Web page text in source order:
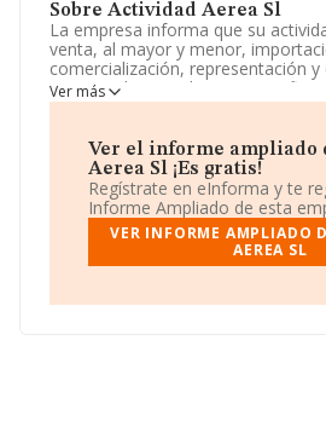
Sobre Actividad Aerea Sl
La empresa informa que su
venta, al mayor y menor,
comercialización, representación
regimen de arrendamiento no
de mercaderias relacionadas con
Sociedad Limitada. Clasifica su
'Educación deportiva y recreativa',
compañía realiza actividad
importación como exportación.
Ha contado con el mismo número
según los datos a disposición de
sector.
Ver más
Ver el informe ampliado
Aerea Sl ¡Es gratis!
Regístrate en eInforma y te
Informe Ampliado de esta
VER INFORME AMPLIADO
AEREA SL